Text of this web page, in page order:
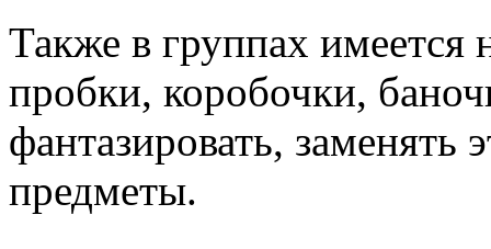
Также в группах
пробки, коробочки,
фантазировать,
предметы.